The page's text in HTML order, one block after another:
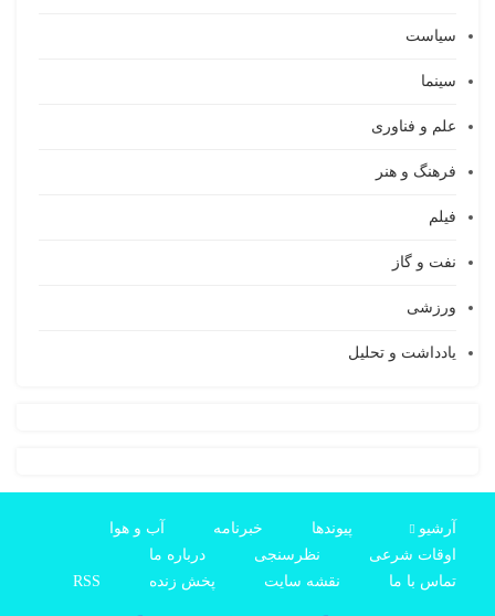
سیاست
سینما
علم و فناوری
فرهنگ و هنر
فیلم
نفت و گاز
ورزشی
یادداشت و تحلیل
آرشیو پیوندها خبرنامه
آب و هوا
اوقات شرعی
نظرسنجی
درباره ما
تماس با ما
نقشه سایت پخش زنده RSS